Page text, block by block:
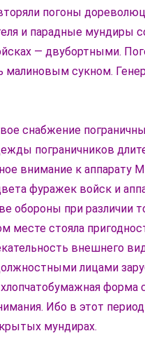
погоны
и парадные мундиры
— двубортными.
малиновым сукном.
снабжение
пограничников
внимание к
фуражек войск и
обороны при различии
месте стояла
внешнего
лицами
Ибо в этот
мундирах.